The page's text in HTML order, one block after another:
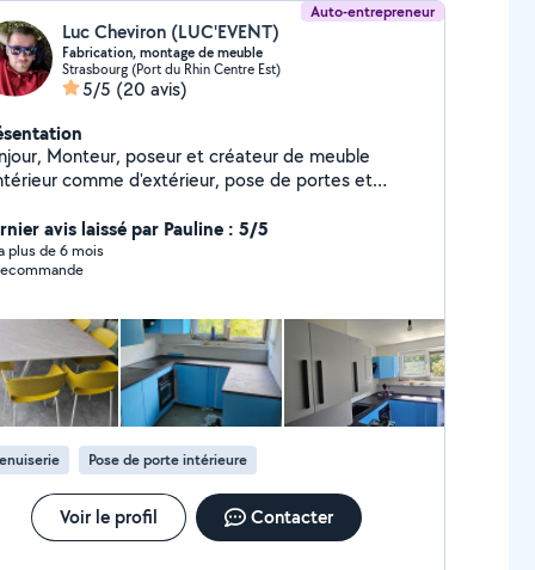
Auto-entrepreneur
Luc Cheviron (LUC'EVENT)
Fabrication, montage de meuble
Strasbourg (Port du Rhin Centre Est)
5/5 (20 avis)
et créateur de meuble
comme d'extérieur, pose de portes et
entretien de logement, réparation et
installation accessoire auto. Je peux
donner des cours sur l'utilisation d'outillage
bien fait. Je garantie également mes
avis laissé par Pauline : 5/5
plus de 6 mois
Pose de porte intérieure
Voir le profil Contacter